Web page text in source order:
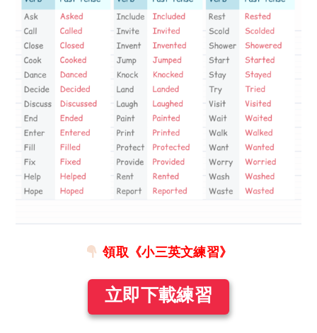
領取《小三英文練習》
立即下載練習